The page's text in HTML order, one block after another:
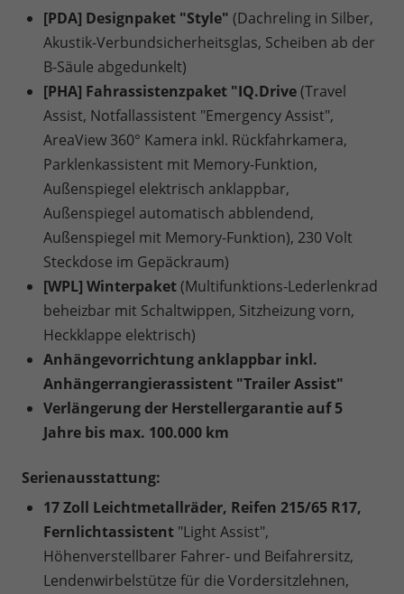
[PDA] Designpaket "Style" (Dachreling in Silber,
Akustik-Verbundsicherheitsglas, Scheiben ab der
B-Säule abgedunkelt)
[PHA] Fahrassistenzpaket "IQ.Drive(Travel
Assist, Notfallassistent "Emergency Assist",
AreaView 360° Kamera inkl. Rückfahrkamera,
Parklenkassistent mit Memory-Funktion,
Außenspiegel elektrisch anklappbar,
Außenspiegel automatisch abblendend,
Außenspiegel mit Memory-Funktion), 230 Volt
Steckdose im Gepäckraum)
[WPL] Winterpaket(Multifunktions-Lederlenkrad
beheizbar mit Schaltwippen, Sitzheizung vorn,
Heckklappe elektrisch)
Anhängevorrichtung anklappbar inkl.
Anhängerrangierassistent "Trailer Assist"
Verlängerung der Herstellergarantie auf 5
Jahre bis max. 100.000 km
Serienausstattung:
17 Zoll Leichtmetallräder, Reifen 215/65 R17,
Fernlichtassistent "Light Assist",
Höhenverstellbarer Fahrer- und Beifahrersitz,
Lendenwirbelstütze für die Vordersitzlehnen,